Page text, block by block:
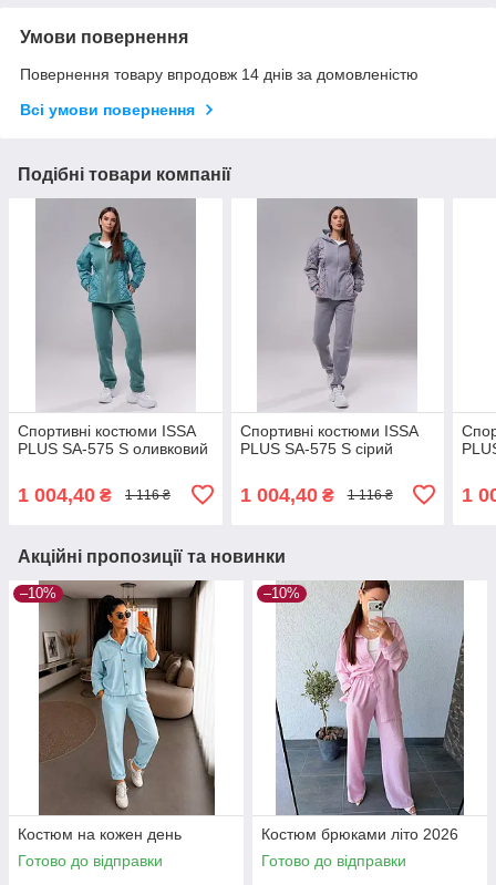
Умови повернення
Повернення товару впродовж 14 днів за домовленістю
Всі умови повернення
Подібні товари компанії
Спортивні костюми ISSA
PLUS SA-575 S оливковий
1 004,40 ₴ 1 116 ₴
Спортивні костюми ISSA
PLUS SA-575 S сірий
1 004,40₴ 1 116 ₴ 1
Акційні пропозиції та новинки
–10%
Костюм на кожен день
Готово до відправки
–10%
Костюм брюками літо 2026
Готово до відправки